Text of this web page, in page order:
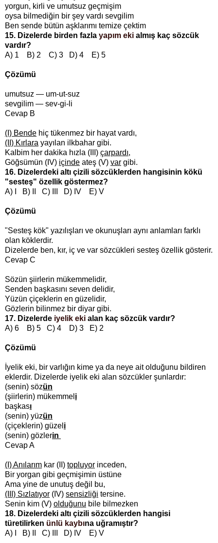
yorgun, kirli ve umutsuz geçmişim
oysa bilmediğin bir şey vardı sevgilim
Ben sende bütün aşklarımı temize çektim
15. Dizelerde birden fazla yapım eki almış kaç sözcük
vardır?
A) 1 B) 2 C) 3 D) 4 E) 5
Çözümü
umutsuz — um-ut-suz
sevgilim — sev-gi-li
Cevap B
(I) Bende hiç tükenmez bir hayat vardı,
(II) Kırlara yayılan ilkbahar gibi.
Kalbim her dakika hızla (III) çarpardı,
Göğsümün (IV) içinde ateş (V) var gibi.
16. Dizelerdeki altı çizili sözcüklerden hangisinin kökü
"sesteş" özellik göstermez?
A) I B) II C) III D) IV E) V
Çözümü
"Sesteş kök" yazılışları ve okunuşları aynı anlamları farklı
olan köklerdir.
Dizelerde ben, kır, iç ve var sözcükleri sesteş özellik gösterir.
Cevap C
Sözün şiirlerin mükemmelidir,
Senden başkasını seven delidir,
Yüzün çiçeklerin en güzelidir,
Gözlerin bilinmez bir diyar gibi.
17. Dizelerde iyelik eki alan kaç sözcük vardır?
A) 6 B) 5 C) 4 D) 3 E) 2
Çözümü
İyelik eki, bir varlığın kime ya da neye ait olduğunu bildiren
eklerdir. Dizelerde iyelik eki alan sözcükler şunlardır:
(senin) sözün
(şiirlerin) mükemmel i
başkası
(senin) yüzün
(çiçeklerin) güzel i
(senin) gözlerin
Cevap A
(I) Anılarım kar (II) topluyor inceden,
Bir yorgan gibi geçmişimin üstüne
Ama yine de unutuş değil bu,
(III) Sızlatıyor (IV) sensizliği tersine.
Senin kim (V) olduğunu bile bilmezken
18. Dizelerdeki altı çizili sözcüklerden hangisi
türetilirken ünlü kaybına uğramıştır?
A) I B) II C) III D) IV E) V